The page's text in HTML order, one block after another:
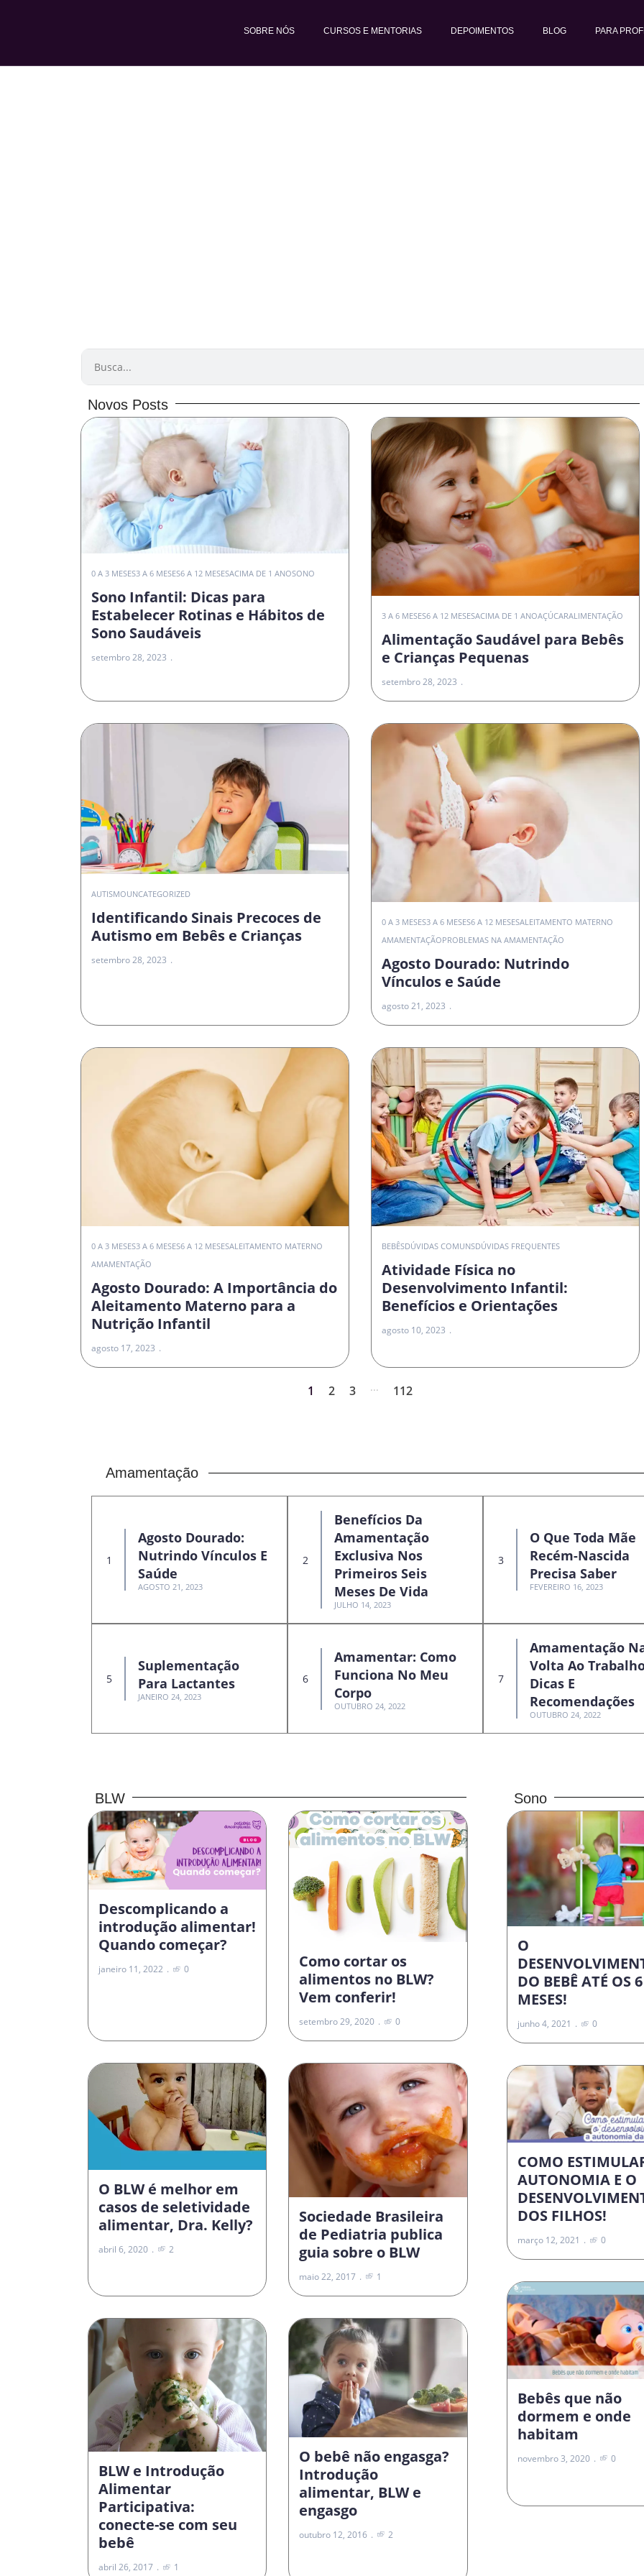
conteúdo
SOBRE NÓS CURSOS E MENTORIAS DEPOIMENTOS BLOG PARA
PESQUISAR
Novos Posts
0 A 3 MESES3 A 6 MESES6 A 12 MESESACIMA DE 1 ANOSONO
Sono Infantil: Dicas para
Estabelecer Rotinas e Hábitos de
Sono Saudáveis
setembro 28, 2023
3 A 6 MESES6 A 12 MESESACIMA DE 1 ANOAÇÚCARALIMENTAÇÃO
Alimentação Saudável para Bebês
e Crianças Pequenas
setembro 28, 2023
AUTISMOUNCATEGORIZED
Identificando Sinais Precoces de
Autismo em Bebês e Crianças
setembro 28, 2023
0 A 3 MESES3 A 6 MESES6 A 12 MESESALEITAMENTO MATERNO
AMAMENTAÇÃOPROBLEMAS NA AMAMENTAÇÃO
Agosto Dourado: Nutrindo
Vínculos e Saúde
agosto 21, 2023
0 A 3 MESES3 A 6 MESES6 A 12 MESESALEITAMENTO MATERNO
AMAMENTAÇÃO
Agosto Dourado: A Importância do
Aleitamento Materno para a
Nutrição Infantil
agosto 17, 2023
BEBÊSDÚVIDAS COMUNSDÚVIDAS FREQUENTES
Atividade Física no
Desenvolvimento Infantil:
Benefícios e Orientações
agosto 10, 2023
1 2 3 ... 112
Amamentação
Agosto Dourado:
Nutrindo Vínculos E
Saúde
AGOSTO 21, 2023
Benefícios Da
Amamentação
Exclusiva Nos
Primeiros Seis
Meses De Vida
JULHO 14, 2023
O Que Toda Mãe
Recém-Nascida
Precisa Saber
FEVEREIRO 16, 2023
Suplementação
Para Lactantes
JANEIRO 24, 2023
Amamentar: Como
Funciona No Meu
Corpo
OUTUBRO 24, 2022
Amamentação
Volta Ao
Dicas E
Recomendações
OUTUBRO 24, 2022
BLW
Descomplicando a
introdução alimentar!
Quando começar?
janeiro 11, 2022 0
Como cortar os
alimentos no BLW?
Vem conferir!
setembro 29, 2020 0
O BLW é melhor em
casos de seletividade
alimentar, Dra. Kelly?
abril 6, 2020 2
Sociedade Brasileira
de Pediatria publica
guia sobre o BLW
maio 22, 2017 1
BLW e Introdução
Alimentar
Participativa:
conecte-se com seu
bebê
abril 26, 2017 1
O bebê não engasga?
Introdução
alimentar, BLW e
engasgo
outubro 12, 2016 2
Sono
O
DO BEBÊ ATÉ OS 6
MESES!
junho 4, 2021 0
COMO
AUTONOMIA E O
DOS FILHOS!
março 12, 2021 0
Bebês que não
dormem e onde
habitam
novembro 3, 2020 0